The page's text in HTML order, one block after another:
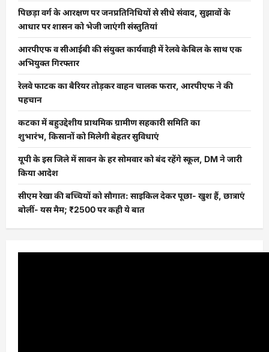
पिछड़ा वर्ग के आरक्षण पर जनप्रतिनिधियों से सीधे संवाद, सुझावों के
आधार पर शासन को भेजी जाएंगी संस्तुतियां
आरपीएफ व सीआईबी की संयुक्त कार्यवाही में रेलवे केबिल के साथ एक
अभियुक्त गिरफ्तार
रेलवे फाटक का बैरियर तोड़कर वाहन चालक फरार, आरपीएफ ने की
पहचान
कटका में बहुउद्देशीय प्राथमिक ग्रामीण सहकारी समिति का
शुभारंभ, किसानों को मिलेगी बेहतर सुविधाएं
यूपी के इस जिले में सावन के हर सोमवार को बंद रहेंगे स्कूल, DM ने जारी
किया आदेश
सीएम रेखा की बच्चियों को सौगात: साइकिल देकर पूछा- खुश हैं, छात्राएं
बोलीं- यस मैम; ₹2500 पर कही ये बात